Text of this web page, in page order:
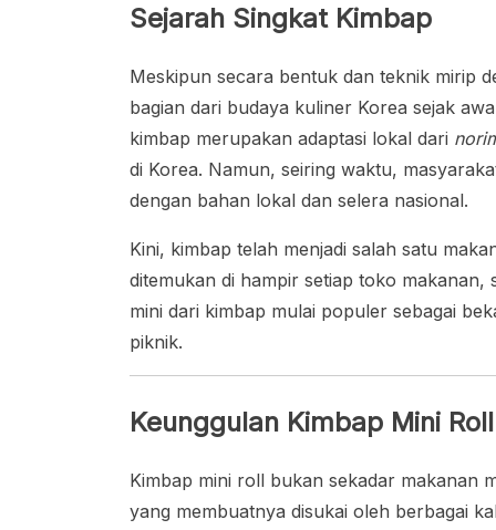
Sejarah Singkat Kimbap
Meskipun secara bentuk dan teknik mirip
bagian dari budaya kuliner Korea sejak
kimbap merupakan adaptasi lokal dari
di Korea. Namun, seiring waktu,
dengan bahan lokal dan selera nasional.
Kini, kimbap telah menjadi salah satu
ditemukan di hampir setiap toko
mini dari kimbap mulai populer sebagai
piknik.
Keunggulan Kimbap Mini Roll
Kimbap mini roll bukan sekadar makanan
yang membuatnya disukai oleh berbagai